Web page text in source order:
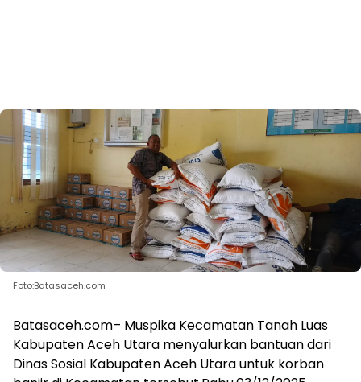
Foto:Batasaceh.com
Batasaceh.com– Muspika Kecamatan Tanah Luas
Kabupaten Aceh Utara menyalurkan bantuan dari
Dinas Sosial Kabupaten Aceh Utara untuk korban